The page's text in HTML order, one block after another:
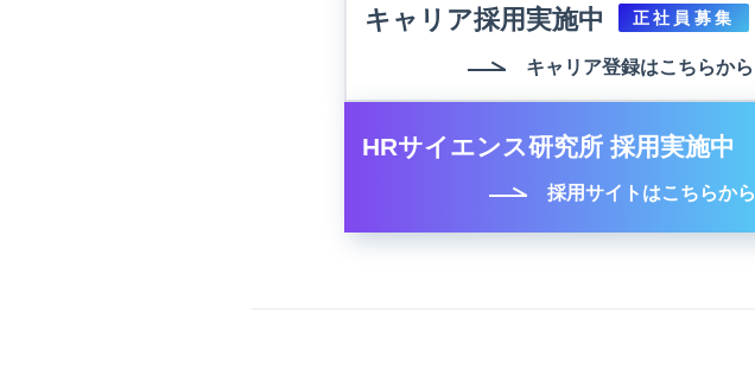
キャリア採用実施中 正社員募集
キャリア登録はこちらから
HRサイエンス研究所 採用実施中
採用サイトはこちらから